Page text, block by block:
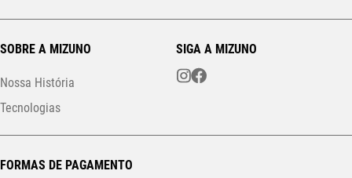
SOBRE A MIZUNO
Nossa História
Tecnologias
SIGA A MIZUNO
FORMAS DE PAGAMENTO